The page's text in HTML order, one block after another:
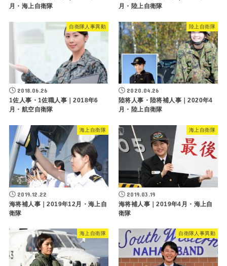
月・海上自衛隊
月・陸上自衛隊
自衛隊人事異動
2018.06.26
1佐人事・1佐職人事｜2018年6
月・航空自衛隊
陸上自衛隊
2020.04.26
陸将人事・陸将補人事｜2020年4
月・陸上自衛隊
海上自衛隊
2019.12.22
海将補人事｜2019年12月・海上自
衛隊
海上自衛隊
2019.03.19
海将補人事｜2019年4月・海上自
衛隊
海上自衛隊 自衛隊人事異動